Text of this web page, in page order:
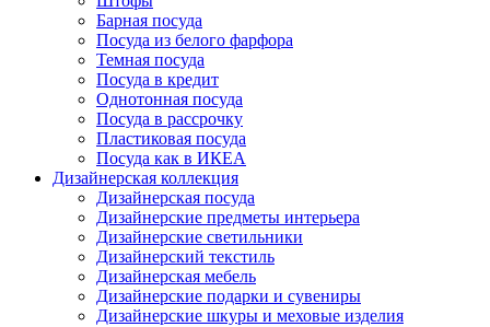
Барная посуда
Посуда из белого фарфора
Темная посуда
Посуда в кредит
Однотонная посуда
Посуда в рассрочку
Пластиковая посуда
Посуда как в ИКЕА
Дизайнерская коллекция
Дизайнерская посуда
Дизайнерские предметы интерьера
Дизайнерские светильники
Дизайнерский текстиль
Дизайнерская мебель
Дизайнерские подарки и сувениры
Дизайнерские шкуры и меховые изделия